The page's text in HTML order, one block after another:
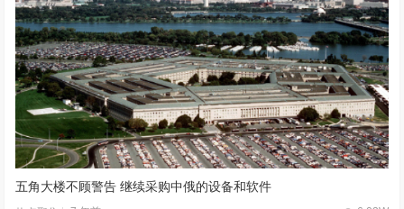
五角大楼不顾警告 继续采购中俄的设备和软件